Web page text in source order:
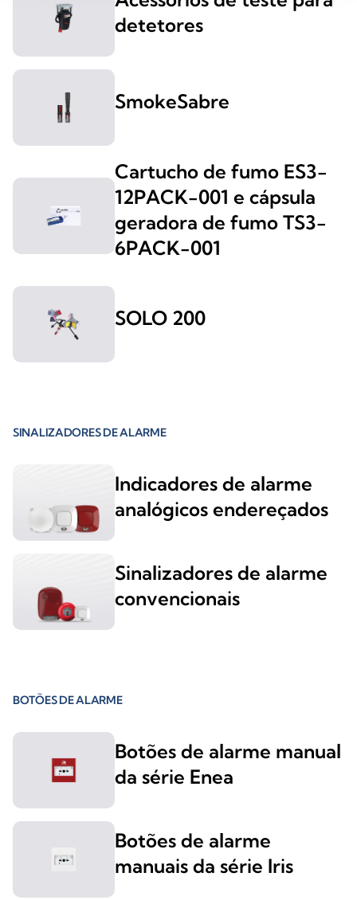
detetores
SmokeSabre
Cartucho de fumo ES3-
12PACK-001 e cápsula
geradora de fumo TS3-
6PACK-001
SOLO 200
SINALIZADORES DE ALARME
Indicadores de alarme
analógicos endereçados
Sinalizadores de alarme
convencionais
BOTÕES DE ALARME
Botões de alarme manual
da série Enea
Botões de alarme
manuais da série Iris